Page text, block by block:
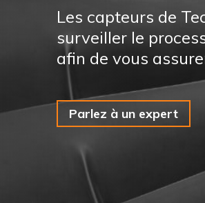
Les capteurs de
surveiller le
afin de vous
Parlez à un expert